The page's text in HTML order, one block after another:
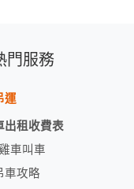
門服務
運
出租收費表
車叫車
車攻略